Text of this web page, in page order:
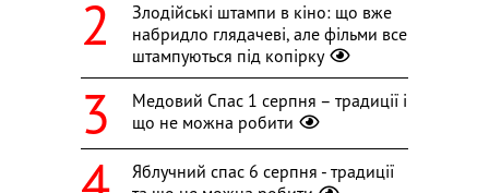
Злодійські штампи в кіно: що вже
набридло глядачеві, але фільми все
штампуються під копірку
Медовий Спас 1 серпня – традиції і
що не можна робити
Яблучний спас 6 серпня - традиції